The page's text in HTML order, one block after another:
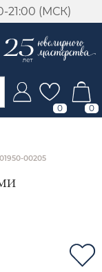
21:00 (МСК)
0 0
00205